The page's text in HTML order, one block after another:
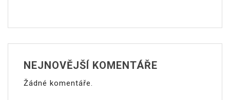
NEJNOVĚJŠÍ KOMENTÁŘE
Žádné komentáře.